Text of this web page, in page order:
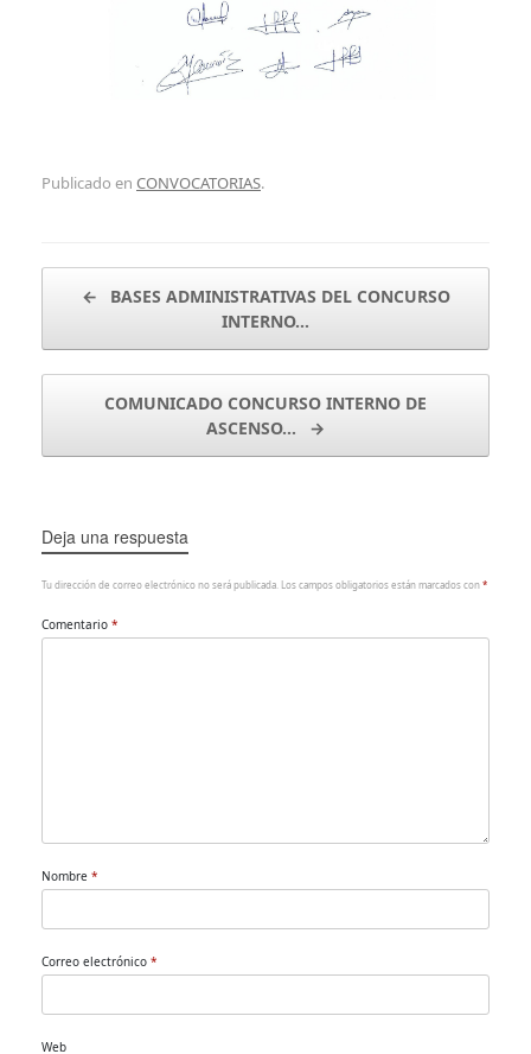
Publicado en CONVOCATORIAS.
Navegador de artículos
←
BASES ADMINISTRATIVAS DEL CONCURSO
INTERNO…
COMUNICADO CONCURSO INTERNO DE
ASCENSO…
→
Deja una respuesta
Tu dirección de correo electrónico no será publicada. Los campos obligatorios están marcados con*
Comentario *
Nombre *
Correo electrónico *
Web